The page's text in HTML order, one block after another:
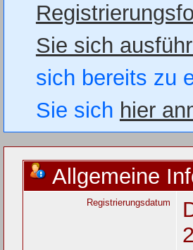
Sie sich
sich bereits zu
Sie sich hier
Allgemeine
Registrierungsdatum